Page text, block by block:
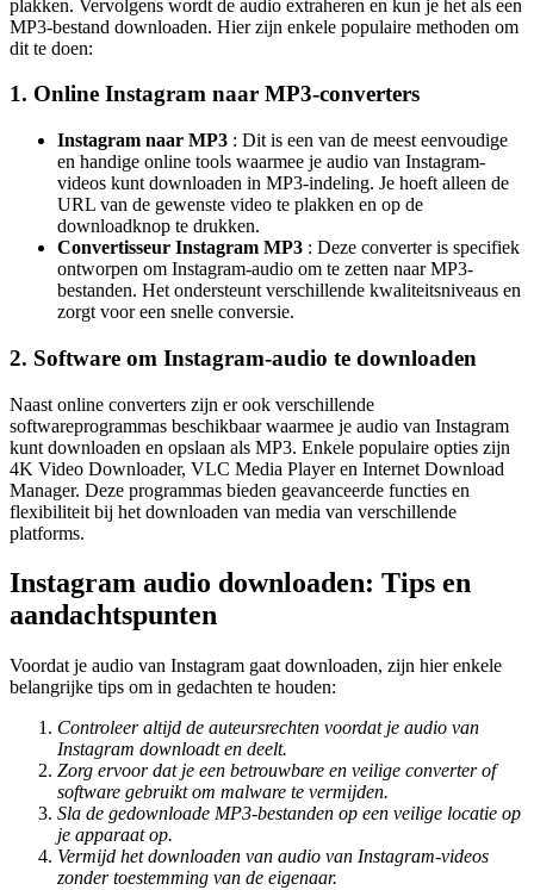
plakken. Vervolgens wordt de audio extraheren en kun je het als een
MP3-bestand downloaden. Hier zijn enkele populaire methoden om
dit te doen:
1. Online Instagram naar MP3-converters
Instagram naar MP3 : Dit is een van de meest eenvoudige
en handige online tools waarmee je audio van Instagram-
videos kunt downloaden in MP3-indeling. Je hoeft alleen de
URL van de gewenste video te plakken en op de
downloadknop te drukken.
Convertisseur Instagram MP3 : Deze converter is specifiek
ontworpen om Instagram-audio om te zetten naar MP3-
bestanden. Het ondersteunt verschillende kwaliteitsniveaus en
zorgt voor een snelle conversie.
2. Software om Instagram-audio te downloaden
Naast online converters zijn er ook verschillende
softwareprogrammas beschikbaar waarmee je audio van Instagram
kunt downloaden en opslaan als MP3. Enkele populaire opties zijn
4K Video Downloader, VLC Media Player en Internet Download
Manager. Deze programmas bieden geavanceerde functies en
flexibiliteit bij het downloaden van media van verschillende
platforms.
Instagram audio downloaden: Tips en
aandachtspunten
Voordat je audio van Instagram gaat downloaden, zijn hier enkele
belangrijke tips om in gedachten te houden:
Controleer altijd de auteursrechten voordat je audio van
Instagram downloadt en deelt.
Zorg ervoor dat je een betrouwbare en veilige converter of
software gebruikt om malware te vermijden.
Sla de gedownloade MP3-bestanden op een veilige locatie op
je apparaat op.
Vermijd het downloaden van audio van Instagram-videos
zonder toestemming van de eigenaar.